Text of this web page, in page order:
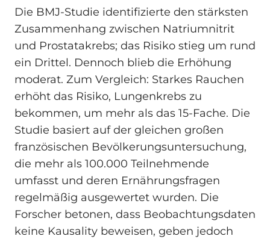
Die BMJ-Studie identifizierte den stärksten
Zusammenhang zwischen Natriumnitrit
und Prostatakrebs; das Risiko stieg um rund
ein Drittel. Dennoch blieb die Erhöhung
moderat. Zum Vergleich: Starkes Rauchen
erhöht das Risiko, Lungenkrebs zu
bekommen, um mehr als das 15-Fache. Die
Studie basiert auf der gleichen großen
französischen Bevölkerungsuntersuchung,
die mehr als 100.000 Teilnehmende
umfasst und deren Ernährungsfragen
regelmäßig ausgewertet wurden. Die
Forscher betonen, dass Beobachtungsdaten
keine Kausality beweisen, geben jedoch